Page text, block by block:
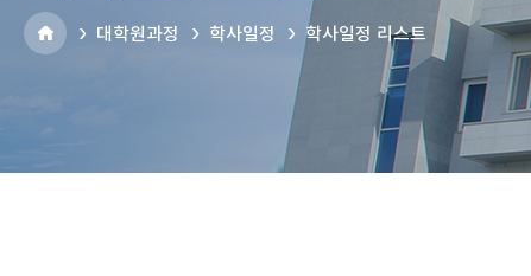
대학원과정 학사일정 학사일정 리스트